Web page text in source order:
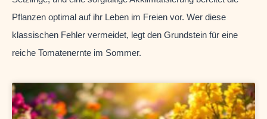
Pflanzen optimal auf ihr Leben im Freien vor. Wer diese
klassischen Fehler vermeidet, legt den Grundstein für eine
reiche Tomatenernte im Sommer.